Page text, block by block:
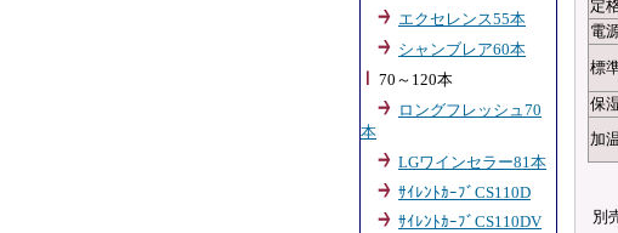
エクセレンス55本
シャンブレア60本
70～120本
ロングフレッシュ70
本
LGワインセラー81本
ｻｲﾚﾝﾄｶｰﾌﾞCS110D
ｻｲﾚﾝﾄｶｰﾌﾞCS110DV
定
電
標
保
加
別